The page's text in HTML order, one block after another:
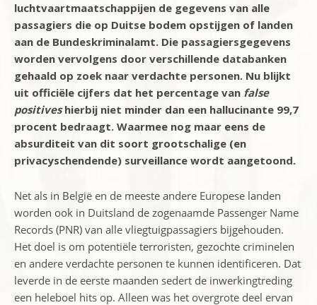
luchtvaartmaatschappijen de gegevens van alle
passagiers die op Duitse bodem opstijgen of landen
aan de Bundeskriminalamt. Die passagiersgegevens
worden vervolgens door verschillende databanken
gehaald op zoek naar verdachte personen. Nu blijkt
uit officiële cijfers dat het percentage van false
positiveshierbij niet minder dan een hallucinante 99,7
procent bedraagt. Waarmee nog maar eens de
absurditeit van dit soort grootschalige (en
privacyschendende) surveillance wordt aangetoond.
Net als in België en de meeste andere Europese landen
worden ook in Duitsland de zogenaamde Passenger Name
Records (PNR) van alle vliegtuigpassagiers bijgehouden.
Het doel is om potentiële terroristen, gezochte criminelen
en andere verdachte personen te kunnen identificeren. Dat
leverde in de eerste maanden sedert de inwerkingtreding
een heleboel hits op. Alleen was het overgrote deel ervan